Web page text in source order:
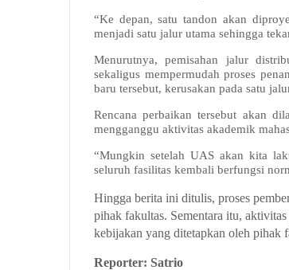
“Ke depan, satu tandon akan
menjadi satu jalur utama sehingga
Menurutnya, pemisahan jalur
sekaligus mempermudah proses
baru tersebut, kerusakan pada satu
Rencana perbaikan tersebut akan
mengganggu aktivitas akademik
“Mungkin setelah UAS akan kita
seluruh fasilitas kembali berfungsi
Hingga berita ini ditulis, proses
pihak fakultas. Sementara itu,
kebijakan yang ditetapkan oleh pihak
Reporter: Satrio